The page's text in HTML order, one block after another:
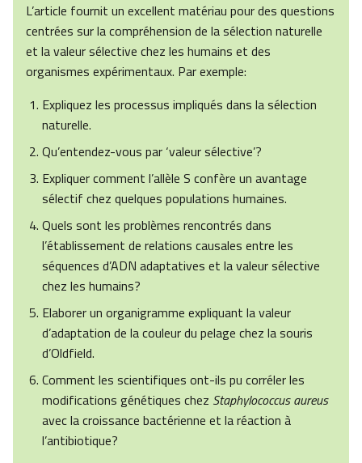
L’article fournit un excellent matériau pour des questions
centrées sur la compréhension de la sélection naturelle
et la valeur sélective chez les humains et des
organismes expérimentaux. Par exemple:
Expliquez les processus impliqués dans la sélection
naturelle.
Qu’entendez-vous par ‘valeur sélective’?
Expliquer comment l’allèle S confère un avantage
sélectif chez quelques populations humaines.
Quels sont les problèmes rencontrés dans
l’établissement de relations causales entre les
séquences d’ADN adaptatives et la valeur sélective
chez les humains?
Elaborer un organigramme expliquant la valeur
d’adaptation de la couleur du pelage chez la souris
d’Oldfield.
Comment les scientifiques ont-ils pu corréler les
modifications génétiques chez Staphylococcus aureus
avec la croissance bactérienne et la réaction à
l’antibiotique?